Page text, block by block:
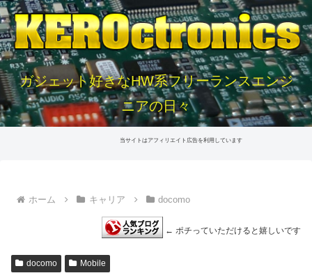
ガジェット好きなHW系フリーランスエンジ
ニアの日々
当サイトはアフィリエイト広告を利用しています
ホーム キャリア docomo
← ポチっていただけると嬉しいです
docomo Mobile